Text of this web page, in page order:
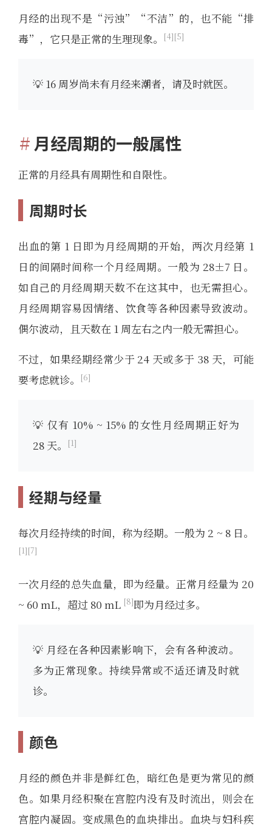
月经的出现不是“污浊”“不洁”的，也不能“排
毒”，它只是正常的生理现象。
4 5
💡 16 周岁尚未有月经来潮者，请及时就医。
月经周期的一般属性
正常的月经具有周期性和自限性。
周期时长
出血的第 1 日即为月经周期的开始，两次月经第 1
日的间隔时间称一个月经周期。一般为 28±7 日。
如自己的月经周期天数不在这其中，也无需担心。
月经周期容易因情绪、饮食等各种因素导致波动。
偶尔波动，且天数在 1 周左右之内一般无需担心。
不过，如果经期经常少于 24 天或多于 38 天，可能
要考虑就诊。
6
💡 仅有 10% ~ 15% 的女性月经周期正好为
28 天。
1
经期与经量
每次月经持续的时间，称为经期。一般为 2 ~ 8 日。
1 7
一次月经的总失血量，即为经量。正常月经量为 20
~ 60 mL，超过 80 mL 8 即为月经过多。
💡 月经在各种因素影响下，会有各种波动。
多为正常现象。持续异常或不适还请及时就
诊。
颜色
月经的颜色并非是鲜红色，暗红色是更为常见的颜
色。如果月经积聚在宫腔内没有及时流出，则会在
宫腔内凝固。变成黑色的血块排出。血块与妇科疾